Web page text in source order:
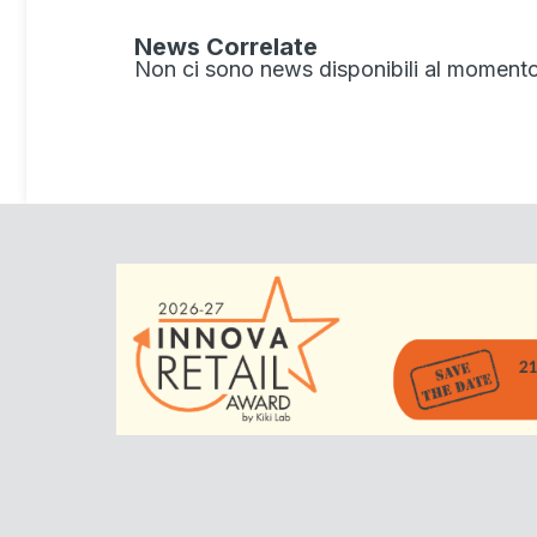
News Correlate
Non ci sono news disponibili al